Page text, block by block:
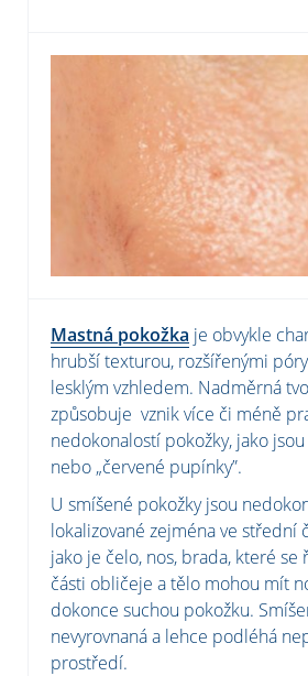
Mastná pokožka je obvykle
hrubší texturou, rozšířenými
lesklým vzhledem. Nadměrná
způsobuje vznik více či méně
nedokonalostí pokožky, jako jsou
nebo „červené pupínky”.
U smíšené pokožky jsou
lokalizované zejména ve střední
jako je čelo, nos, brada, které se
části obličeje a tělo mohou mít
dokonce suchou pokožku.
nevyrovnaná a lehce podléhá
prostředí.